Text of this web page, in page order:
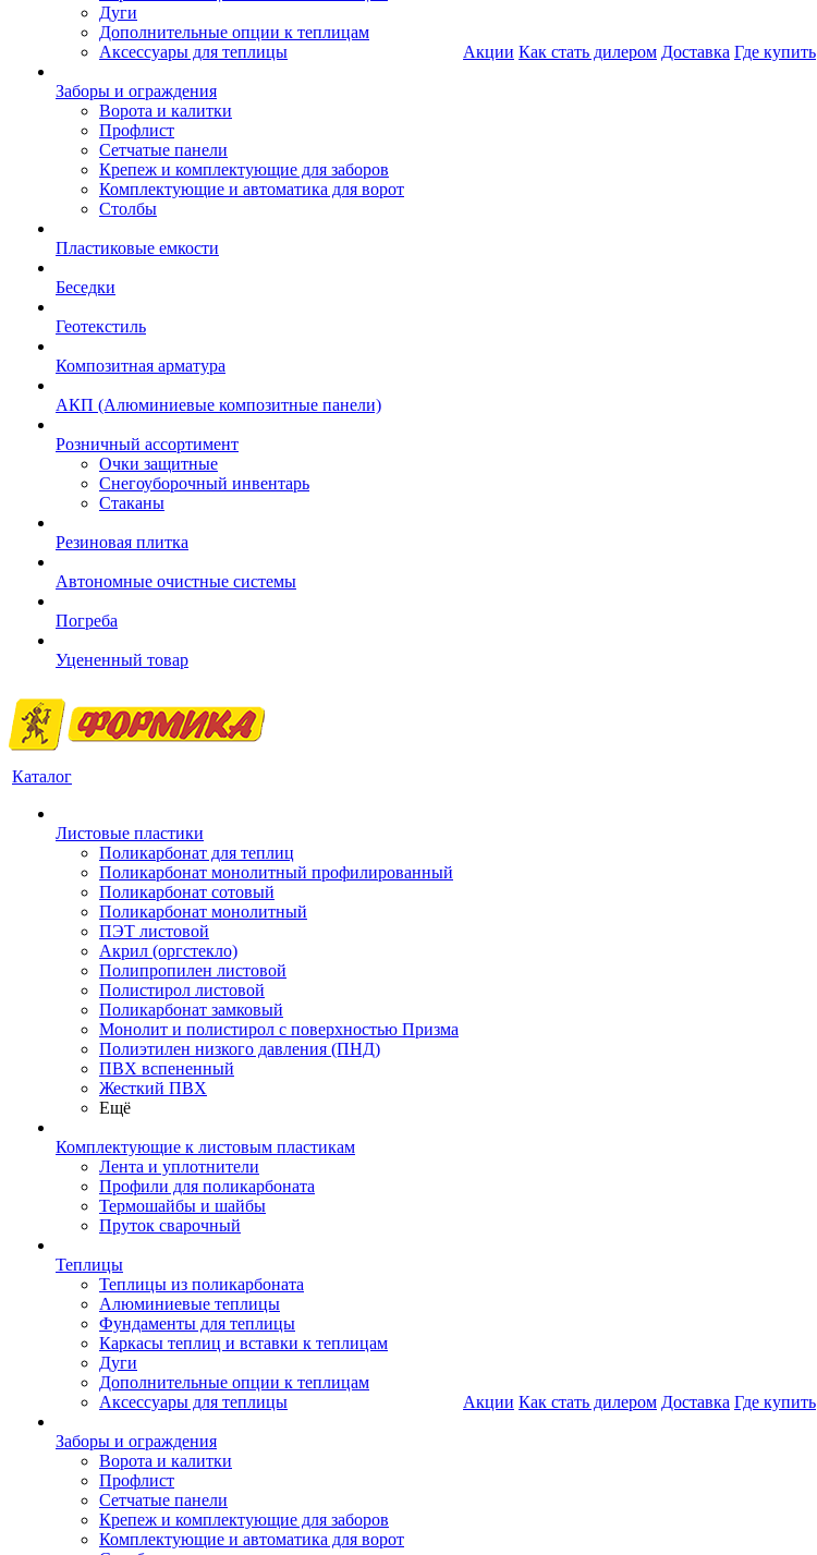
Дуги
Дополнительные опции к теплицам
Аксессуары для теплицы
Заборы и ограждения
Ворота и калитки
Профлист
Сетчатые панели
Крепеж и комплектующие для заборов
Комплектующие и автоматика для ворот
Столбы
Пластиковые емкости
Беседки
Геотекстиль
Композитная арматура
АКП (Алюминиевые композитные панели)
Розничный ассортимент
Очки защитные
Снегоуборочный инвентарь
Стаканы
Резиновая плитка
Автономные очистные системы
Погреба
Уцененный товар
Акции Как стать дилером Доставка Где купить
Каталог
Листовые пластики
Поликарбонат для теплиц
Поликарбонат монолитный профилированный
Поликарбонат сотовый
Поликарбонат монолитный
ПЭТ листовой
Акрил (оргстекло)
Полипропилен листовой
Полистирол листовой
Поликарбонат замковый
Монолит и полистирол с поверхностью Призма
Полиэтилен низкого давления (ПНД)
ПВХ вспененный
Жесткий ПВХ
Ещё
Комплектующие к листовым пластикам
Лента и уплотнители
Профили для поликарбоната
Термошайбы и шайбы
Пруток сварочный
Теплицы
Теплицы из поликарбоната
Алюминиевые теплицы
Фундаменты для теплицы
Каркасы теплиц и вставки к теплицам
Дуги
Дополнительные опции к теплицам
Аксессуары для теплицы
Заборы и ограждения
Ворота и калитки
Профлист
Сетчатые панели
Крепеж и комплектующие для заборов
Комплектующие и автоматика для ворот
Акции Как стать дилером Доставка Где купить